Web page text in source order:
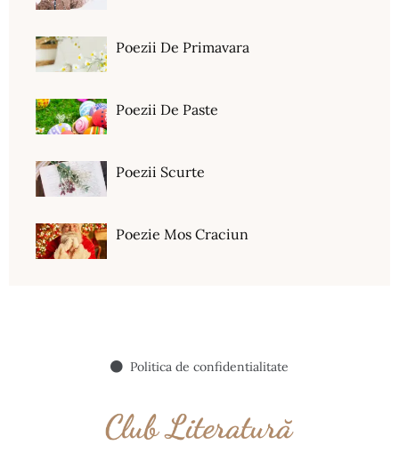
Poezii De Primavara
Poezii De Paste
Poezii Scurte
Poezie Mos Craciun
Politica de confidentialitate